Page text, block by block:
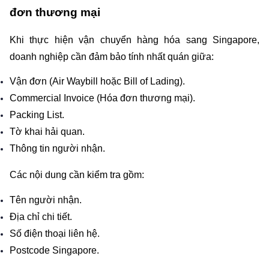
đơn thương mại
Khi thực hiện vận chuyển hàng hóa sang Singapore,
doanh nghiệp cần đảm bảo tính nhất quán giữa:
Vận đơn (Air Waybill hoặc Bill of Lading).
Commercial Invoice (Hóa đơn thương mại).
Packing List.
Tờ khai hải quan.
Thông tin người nhận.
Các nội dung cần kiểm tra gồm:
Tên người nhận.
Địa chỉ chi tiết.
Số điện thoại liên hệ.
Postcode Singapore.